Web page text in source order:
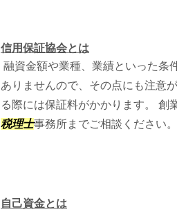
信用保証協会とは
融資金額や業種、業績といった条
ありませんので、その点にも注意
る際には保証料がかかります。 創
税理士事務所までご相談ください。
自己資金とは